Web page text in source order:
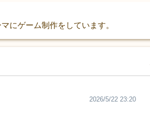
にゲーム制作をしています。
2026/5/22 23:20